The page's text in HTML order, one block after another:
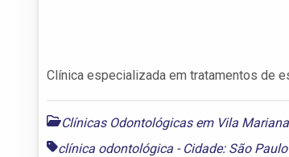
Clínica especializada em tratamentos de
Clínicas Odontológicas em Vila Mariana
clínica odontológica - Cidade: São Paulo